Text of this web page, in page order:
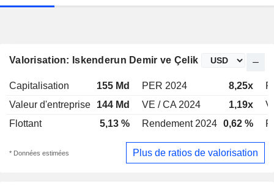
Valorisation: Iskenderun Demir ve Çelik
Capitalisation 155 Md PER 2024 8,25x
Valeur d'entreprise
144 Md VE / CA 2024 1,19x
Flottant
5,13 % Rendement 2024 0,62 %
* Données estimées Plus de ratios de valorisation